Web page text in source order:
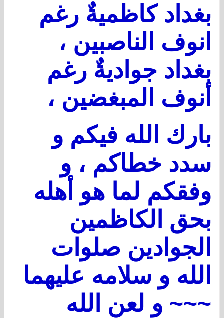
بغداد كاظميةٌ رغم
انوف الناصبين ،
بغداد جواديةٌ رغم
أنوف المبغضين ،
بارك الله فيكم و
سدد خطاكم ، و
وفقكم لما هو أهله
بحق الكاظمين
الجوادين صلوات
الله و سلامه عليهما
~~~ و لعن الله